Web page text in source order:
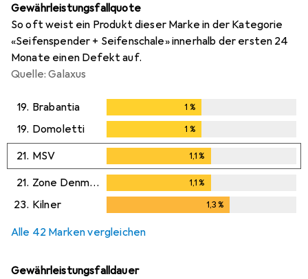
Gewährleistungsfallquote
So oft weist ein Produkt dieser Marke in der Kategorie
«Seifenspender + Seifenschale» innerhalb der ersten 24
Monate einen Defekt auf.
Quelle: Galaxus
19. Brabantia 1 %
19. Domoletti 1 %
21. MSV 1,1%
21. Zone Denmark 1,1%
23. Kilner 1,3%
Alle 42 Marken vergleichen
Gewährleistungsfalldauer